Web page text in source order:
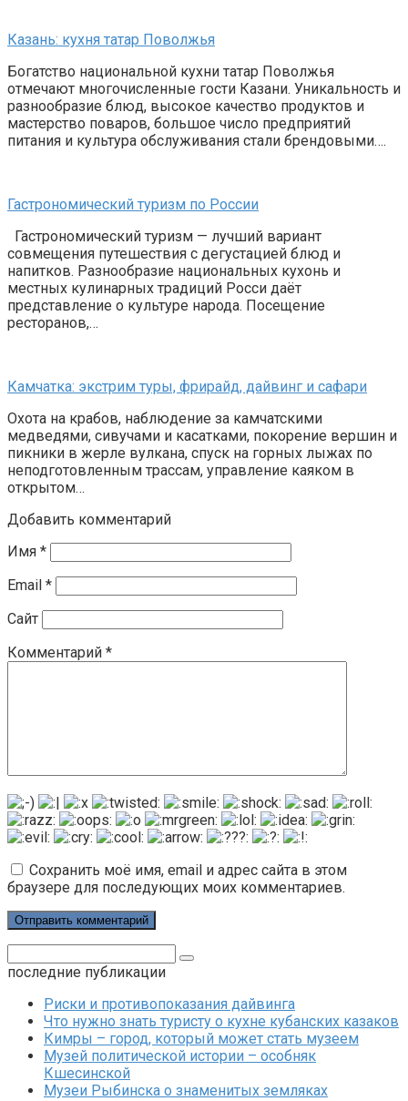
Казань: кухня татар Поволжья
Богатство национальной кухни татар Поволжья
отмечают многочисленные гости Казани. Уникальность и
разнообразие блюд, высокое качество продуктов и
мастерство поваров, большое число предприятий
питания и культура обслуживания стали брендовыми….
Гастрономический туризм по России
Гастрономический туризм — лучший вариант
совмещения путешествия с дегустацией блюд и
напитков. Разнообразие национальных кухонь и
местных кулинарных традиций Росси даёт
представление о культуре народа. Посещение
ресторанов,…
Камчатка: экстрим туры, фрирайд, дайвинг и сафари
Охота на крабов, наблюдение за камчатскими
медведями, сивучами и касатками, покорение вершин и
пикники в жерле вулкана, спуск на горных лыжах по
неподготовленным трассам, управление каяком в
открытом…
Добавить комментарий
Имя *
Email *
Сайт
Комментарий *
Сохранить моё имя, email и адрес сайта в этом
браузере для последующих моих комментариев.
последние публикации
Риски и противопоказания дайвинга
Что нужно знать туристу о кухне кубанских казаков
Кимры – город, который может стать музеем
Музей политической истории – особняк
Кшесинской
Музеи Рыбинска о знаменитых земляках